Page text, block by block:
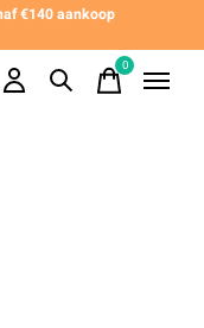
€140 aankoop
0items